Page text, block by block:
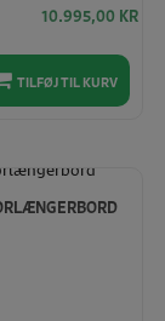
10.995,00 KR
TILFØJ TIL KURV